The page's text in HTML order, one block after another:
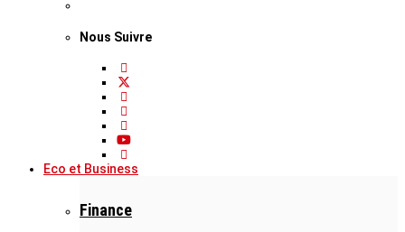
Nous Suivre
Eco et Business
Finance